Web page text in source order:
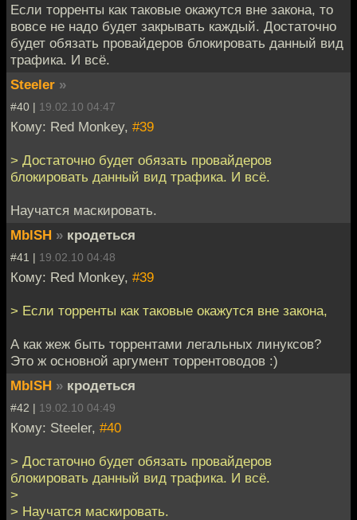
Если торренты как таковые окажутся вне закона, то
вовсе не надо будет закрывать каждый. Достаточно
будет обязать провайдеров блокировать данный вид
трафика. И всё.
Steeler »
#40 | 19.02.10 04:47
Кому: Red Monkey, #39
> Достаточно будет обязать провайдеров
блокировать данный вид трафика. И всё.
Научатся маскировать.
MblSH » кродеться
#41 | 19.02.10 04:48
Кому: Red Monkey, #39
> Если торренты как таковые окажутся вне закона,
А как жеж быть торрентами легальных линуксов?
Это ж основной аргумент торрентоводов :)
MblSH » кродеться
#42 | 19.02.10 04:49
Кому: Steeler, #40
> Достаточно будет обязать провайдеров
блокировать данный вид трафика. И всё.
>
> Научатся маскировать.